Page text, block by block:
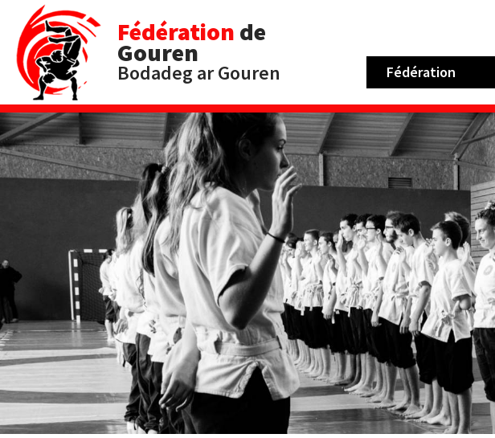
Fédération de
Gouren
Bodadeg ar Gouren Fédération